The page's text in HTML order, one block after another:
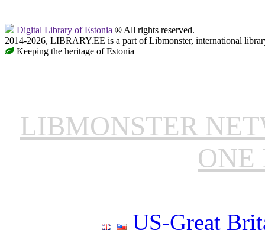
Digital Library of Estonia ® All rights reserved.
2014-2026, LIBRARY.EE is a part of Libmonster, international
Keeping the heritage of Estonia
LIBMONSTER
ONE
US-Great